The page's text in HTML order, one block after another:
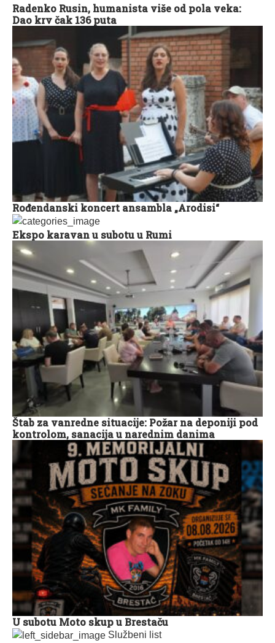
Službeni list
Radenko Rusin, humanista više od pola veka:
Dao krv čak 136 puta
Rođendanski koncert ansambla „Arodisi“
Ekspo karavan u subotu u Rumi
Štab za vanredne situacije: Požar na deponiji pod
kontrolom, sanacija u narednim danima
U subotu Moto skup u Brestaču